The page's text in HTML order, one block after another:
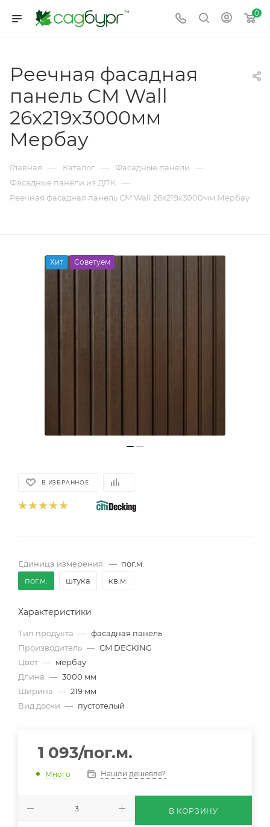
0
Реечная фасадная
панель CM Wall
26x219x3000мм
Мербау
Главная — Каталог — Фасадные панели —
Фасадные панели из ДПК —
Реечная фасадная панель CM Wall 26x219x3000мм Мербау
Хит Советуем
В ИЗБРАННОЕ
Единица измерения — пог.м.
пог.м.
штука кв.м.
Характеристики
Тип продукта — фасадная панель
Производитель — CM DECKING
Цвет — мербау
Длина — 3000 мм
Ширина — 219 мм
Вид доски — пустотелый
1 093/пог.м.
Много Нашли дешевле?
В КОРЗИНУ